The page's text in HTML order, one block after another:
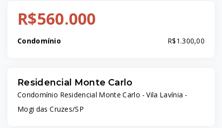
R$560.000
Condomínio R$1.300,00
Residencial Monte Carlo
Condomínio Residencial Monte Carlo -Vila Lavínia -
Mogi das Cruzes/SP